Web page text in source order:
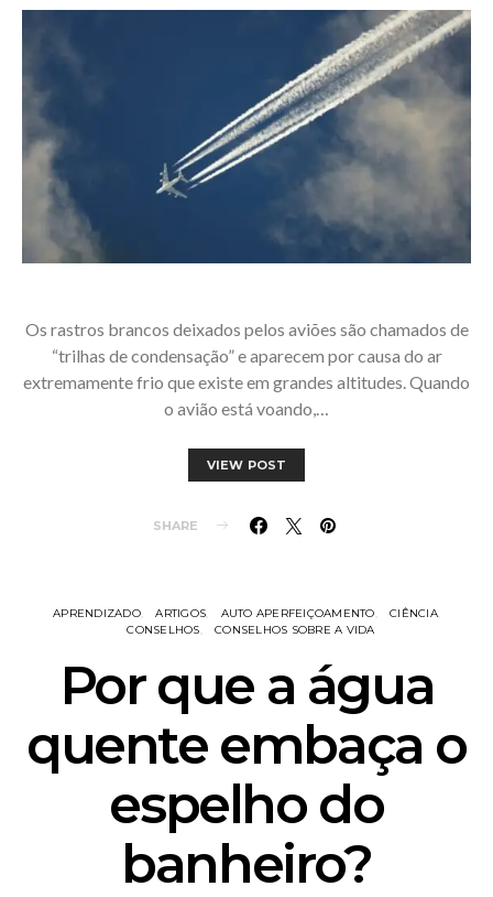
Os rastros brancos deixados pelos aviões são chamados de
“trilhas de condensação” e aparecem por causa do ar
extremamente frio que existe em grandes altitudes. Quando
o avião está voando,…
VIEW POST
SHARE
APRENDIZADO ARTIGOS AUTO APERFEIÇOAMENTO
CIÊNCIA
CONSELHOS
CONSELHOS SOBRE A VIDA
Por que a água
quente embaça o
espelho do
banheiro?